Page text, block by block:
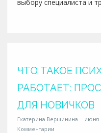
выбору специалиста и
ЧТО ТАКОЕ
РАБОТАЕТ:
ДЛЯ НОВИЧКОВ
Екатерина Вершинина июня
Комментарии